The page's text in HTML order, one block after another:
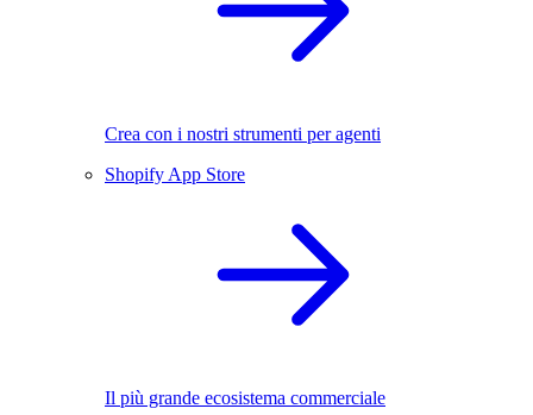
Crea con i nostri strumenti per agenti
Shopify App Store
Il più grande ecosistema commerciale